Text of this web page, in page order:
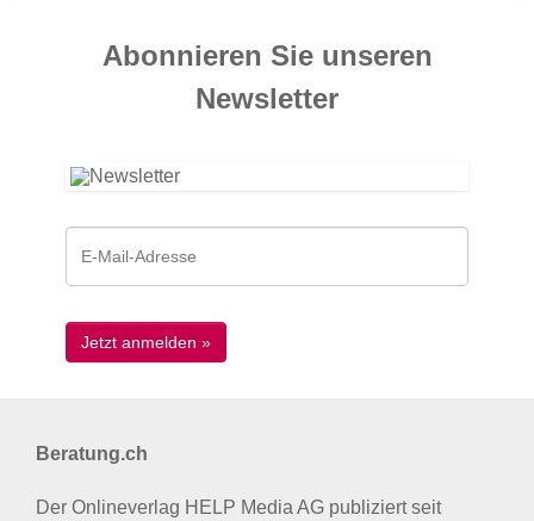
Abonnieren Sie unseren
News­letter
Beratung.ch
Der Onlineverlag HELP Media AG publiziert seit